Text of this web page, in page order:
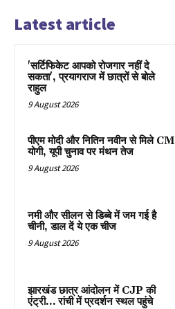
Latest article
'सर्टिफिकेट आपको रोजगार नहीं दे
सकता', प्रयागराज में छात्रों से बोले
राहुल
9 August 2026
पीएम मोदी और नितिन नवीन से मिले CM
योगी, यूपी चुनाव पर मंथन तेज
9 August 2026
नमी और सीलन से डिब्बे में जम गई है
चीनी, डाल दें ये एक चीज
9 August 2026
झारखंड छात्र आंदोलन में CJP की
एंट्री… रांची में प्रदर्शन स्थल पहुंचे